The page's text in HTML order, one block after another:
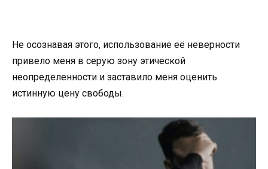
Не осознавая этого, использование её неверности
привело меня в серую зону этической
неопределенности и заставило меня оценить
истинную цену свободы.